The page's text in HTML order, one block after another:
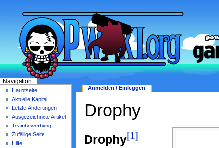
Drophy
Drophy[1]
Anmelden / Einloggen
Navigation
Hauptseite
Aktuelle Kapitel
Letzte Änderungen
Ausgezeichnete Artikel
Teambewerbung
Zufällige Seite
Hilfe